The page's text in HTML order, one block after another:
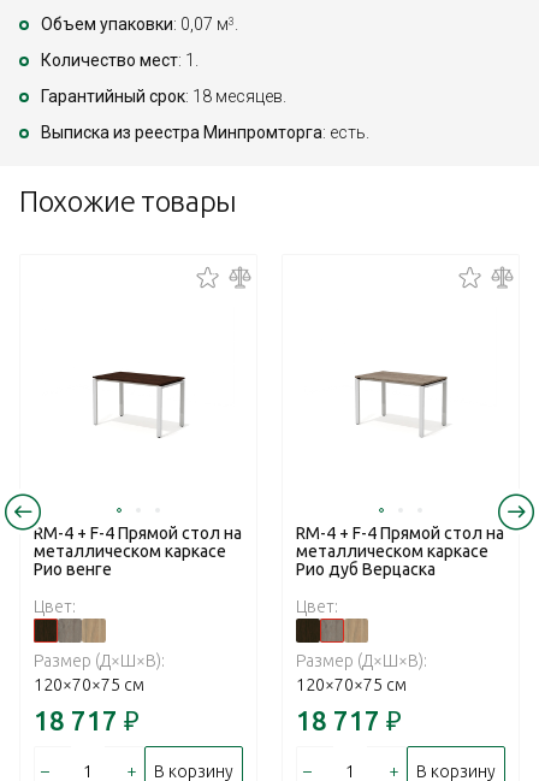
Объем упаковки: 0,07 м3 .
Количество мест: 1.
Гарантийный срок: 18 месяцев.
Выписка из реестра Минпромторга: есть.
Похожие товары
RM-4 + F-4 Прямой стол на
металлическом каркасе
Рио венге
Цвет:
Размер (Д×Ш×В):
120×70×75 см
18 717 ₽
– + В корзину
RM-4 + F-4 Прямой стол на
металлическом каркасе
Рио дуб Верцаска
Цвет:
Размер (Д×Ш×В):
120×70×75 см
18 717 ₽
– + В корзину